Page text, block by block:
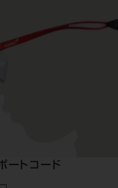
ートコード